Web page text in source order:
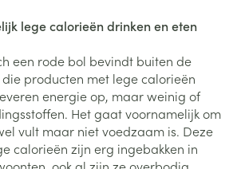
lege calorieën drinken en eten
een rode bol bevindt buiten de
producten met lege calorieën
energie op, maar weinig of
Het gaat voornamelijk om
vult maar niet voedzaam is. Deze
calorieën zijn erg ingebakken in